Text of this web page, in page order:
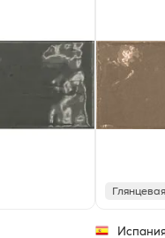
Глянцевая
Испания